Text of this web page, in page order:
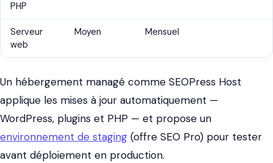
PHP
Serveur
web
Moyen Mensuel
Un hébergement managé comme SEOPress Host
applique les mises à jour automatiquement —
WordPress, plugins et PHP — et propose un
environnement de staging (offre SEO Pro) pour tester
avant déploiement en production.